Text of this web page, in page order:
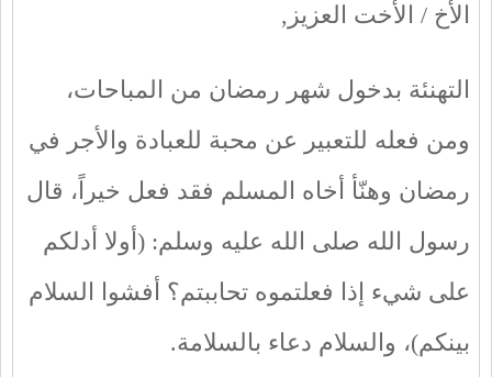
الأخ / الأخت العزيز,
التهنئة بدخول شهر رمضان من المباحات،
ومن فعله للتعبير عن محبة للعبادة والأجر في
رمضان وهنّأ أخاه المسلم فقد فعل خيراً، قال
رسول الله صلى الله عليه وسلم: (أولا أدلكم
على شيء إذا فعلتموه تحاببتم؟ أفشوا السلام
بينكم)، والسلام دعاء بالسلامة.